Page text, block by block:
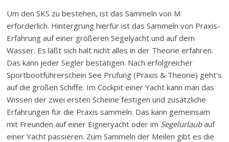
Um den SKS zu bestehen, ist das Sammeln von M
erforderlich. Hintergrung hierfür ist das Sammeln von Praxis-
Erfahrung auf einer größeren Segelyacht und auf dem
Wasser. Es läßt sich halt nicht alles in der Theorie erfahren.
Das kann jeder Segler bestätigen. Nach erfolgreicher
Sportbootführerschein See Prüfung (Praxis & Theorie) geht’s
auf die großen Schiffe. Im Cockpit einer Yacht kann man das
Wissen der zwei ersten Scheine festigen und zusätzliche
Erfahrungen für die Praxis sammeln. Das kann gemeinsam
mit Freunden auf einer Eigneryacht oder im Segelurlaubauf
einer Yacht passieren. Zum Sammeln der Meilen gibt es die